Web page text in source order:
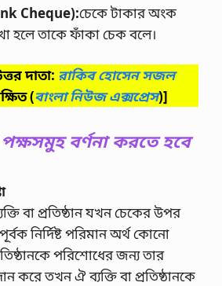
Cheque):চেকে টাকার অংক
হলে তাকে ফাঁকা চেক বলে।
দাতা: রাকিব হোসেন সজল
(বাংলা নিউজ এক্সপ্রেস)]
বর্ণনা করতে হবে
বা প্রতিষ্ঠান যখন চেকের উপর
নির্দিষ্ট পরিমান অর্থ কোনো
পরিশোধের জন্য তার
করে তখন ঐ ব্যক্তি বা প্রতিষ্ঠানকে